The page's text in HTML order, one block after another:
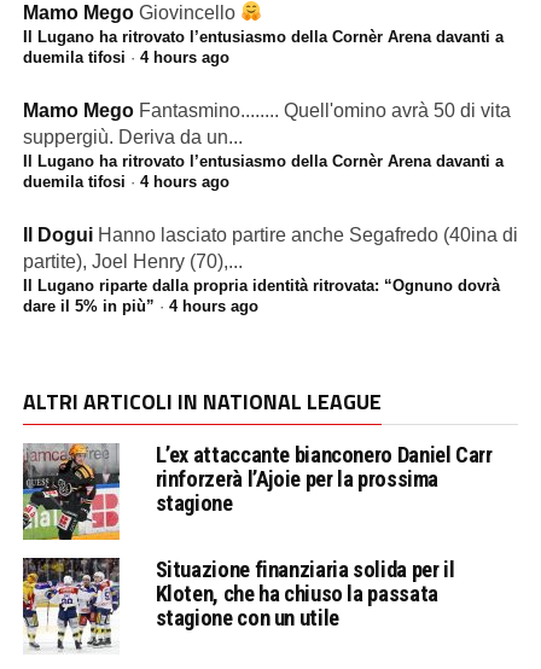
Mamo Mego Giovincello
Il Lugano ha ritrovato l’entusiasmo della Cornèr Arena davanti a
duemila tifosi · 4 hours ago
Mamo Mego Fantasmino........ Quell'omino avrà 50 di vita
suppergiù. Deriva da un...
Il Lugano ha ritrovato l’entusiasmo della Cornèr Arena davanti a
duemila tifosi · 4 hours ago
Il Dogui Hanno lasciato partire anche Segafredo (40ina di
partite), Joel Henry (70),...
Il Lugano riparte dalla propria identità ritrovata: “Ognuno dovrà
dare il 5% in più” · 4 hours ago
ALTRI ARTICOLI IN NATIONAL LEAGUE
L’ex attaccante bianconero Daniel Carr
rinforzerà l’Ajoie per la prossima
stagione
Situazione finanziaria solida per il
Kloten, che ha chiuso la passata
stagione con un utile